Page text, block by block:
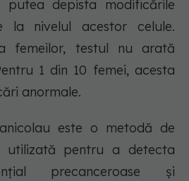
depista modificările
la nivelul acestor celule.
femeilor, testul nu arată
1 din 10 femei, acesta
anormale.
este o metodă de
utilizată pentru a detecta
precanceroase și